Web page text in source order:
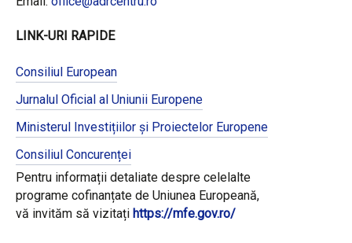
LINK-URI RAPIDE
Consiliul European
Jurnalul Oficial al Uniunii Europene
Ministerul Investițiilor și Proiectelor Europene
Consiliul Concurenței
Pentru informații detaliate despre celelalte
programe cofinanțate de Uniunea Europeană,
vă invităm să vizitați https://mfe.gov.ro/